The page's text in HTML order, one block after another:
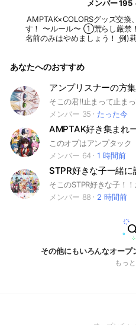
メンバー 195
AMPTAK×COLORSグッズ交換
す！ 〜ルール〜 ①荒らし厳禁
名前のみはやめましょう！ 例
な内容や、会話をしましょう！ 最後に！ もうちょっっっっと
あなたへのおすすめ
アンプリスナーの方
メンバー 35
たった今
AMPTAK好き集まれ
メンバー 64
1 時間前
STPR好きな子一緒に
メンバー 88
2 時間前
その他にもいろんなオー
もっ